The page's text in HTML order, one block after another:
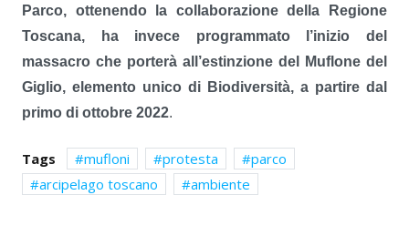
Parco, ottenendo la collaborazione della Regione
Toscana, ha invece programmato l’inizio del
massacro che porterà all’estinzione del Muflone del
Giglio, elemento unico di Biodiversità, a partire dal
primo di ottobre 2022.
Tags mufloni protesta
parco
arcipelago toscano
ambiente